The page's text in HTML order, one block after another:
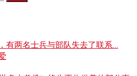
有两名士兵与部队失去了联系…